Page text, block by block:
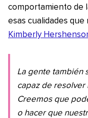
comportamiento de
esas cualidades
Kimberly
La gente también
capaz de resolver
Creemos que
o hacer que